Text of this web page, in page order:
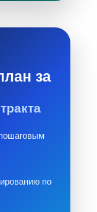
за
по